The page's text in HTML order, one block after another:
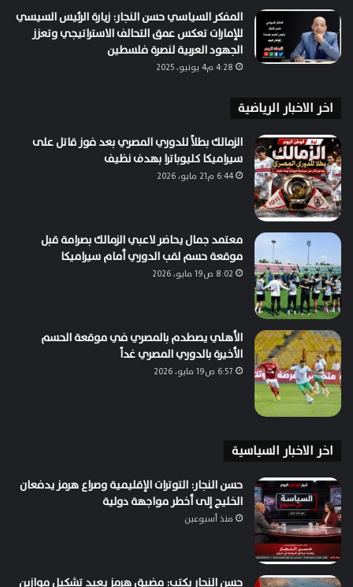
المفكر السياسي حسن النجار: زيارة الرئيس السيسي
للإمارات تعكس عمق التحالف الاستراتيجي وتعزز
الجهود العربية لنصرة فلسطين
4:28 م4 يونيو، 2025
اخر الاخبار الرياضية
الزمالك بطلاً للدوري المصري بعد فوز قاتل على
سيراميكا كليوباترا بهدف نظيف
6:44 م21 مايو، 2026
معتمد جمال يحاضر لاعبي الزمالك بصرامة قبل
موقعة حسم لقب الدوري أمام سيراميكا
8:02 ص19 مايو، 2026
الأهلي يصطدم بالمصري في موقعة الحسم
الأخيرة بالدوري المصري غداً
6:57 ص19 مايو، 2026
اخر الاخبار السياسية
حسن النجار: التوترات الإقليمية وصراع هرمز يدفعان
الخليج إلى أخطر مواجهة دولية
منذ أسبوعين
حسن النجار يكتب: مضيق هرمز يعيد تشكيل موازين